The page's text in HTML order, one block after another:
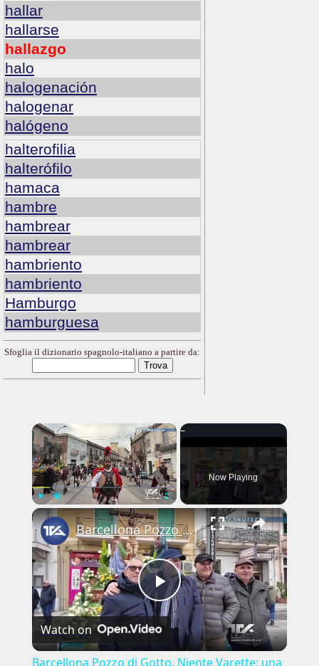
hallar
hallarse
hallazgo
halo
halogenación
halogenar
halógeno
halterofilia
halterófilo
hamaca
hambre
hambrear
hambrear
hambriento
hambriento
Hamburgo
hamburguesa
Sfoglia il dizionario spagnolo-italiano a partire da:
×
Play Fullscreen
Now Playing
×
Play
Video
Barcellona Pozzo di Gotto. Niente Varette: una scelta tra fede e tutela
Watch on
Barcellona Pozzo di Gotto. Niente Varette: una